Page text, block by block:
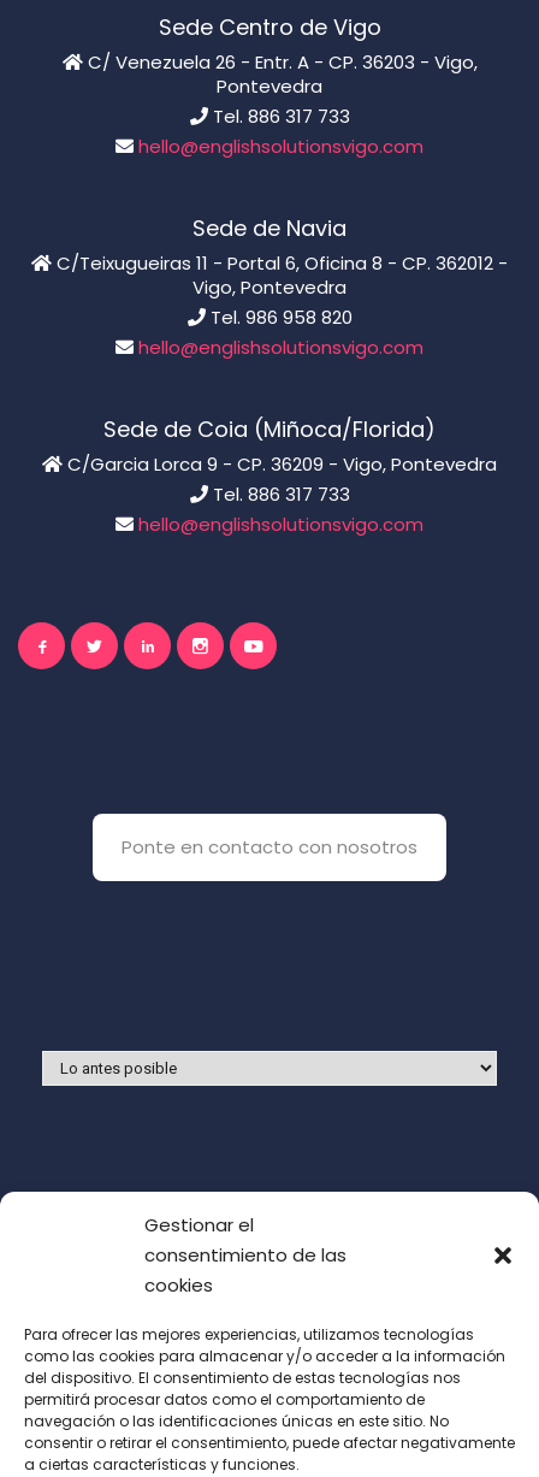
Gestionar el
consentimiento de las
cookies
Para ofrecer las mejores experiencias, utilizamos tecnologías
como las cookies para almacenar y/o acceder a la información
del dispositivo. El consentimiento de estas tecnologías nos
permitirá procesar datos como el comportamiento de
navegación o las identificaciones únicas en este sitio. No
consentir o retirar el consentimiento, puede afectar negativamente
a ciertas características y funciones.
Sede Centro de Vigo
C/ Venezuela 26 - Entr. A - CP. 36203 - Vigo,
Pontevedra
Tel. 886 317 733
hello@englishsolutionsvigo.com
Sede de Navia
C/Teixugueiras 11 - Portal 6, Oficina 8 - CP. 362012 -
Vigo, Pontevedra
Tel. 986 958 820
hello@englishsolutionsvigo.com
Sede de Coia (Miñoca/Florida)
C/Garcia Lorca 9 - CP. 36209 - Vigo, Pontevedra
Tel. 886 317 733
hello@englishsolutionsvigo.com
Ponte en contacto con nosotros
Acepto las condiciones de uso (LOPD)